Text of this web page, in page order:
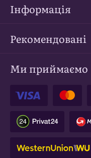
Інформація
Рекомендовані
Ми приймаємо